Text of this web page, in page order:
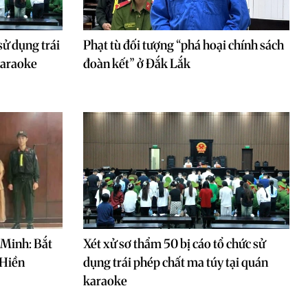
dụng trái
Phạt tù đối tượng “phá hoại chính sách
đoàn kết” ở Đắk Lắk
Bắt
Xét xử sơ thẩm 50 bị cáo tổ chức sử
dụng trái phép chất ma túy tại quán
karaoke